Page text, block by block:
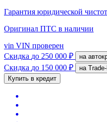
Гарантия юридической
Оригинал ПТС в наличии
vin VIN проверен
Скидка до 250 000 ₽ на
Скидка до 150 000 ₽
на
Купить в кредит